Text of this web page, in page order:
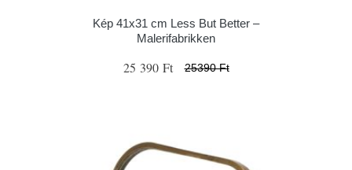
Kép 41x31 cm Less But Better –
Malerifabrikken
25 390 Ft 25390 Ft